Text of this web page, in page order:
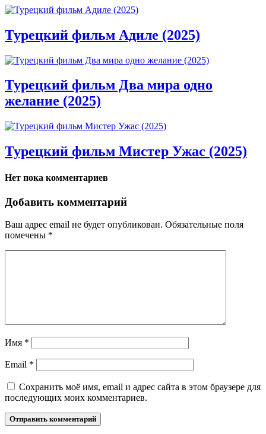
Турецкий фильм Адиле (2025)
Турецкий фильм Два мира одно
желание (2025)
Турецкий фильм Мистер Ужас (2025)
Нет пока комментариев
Добавить комментарий
Ваш адрес email не будет опубликован. Обязательные поля
помечены *
Имя *
Email *
Сохранить моё имя, email и адрес сайта в этом браузере для
последующих моих комментариев.